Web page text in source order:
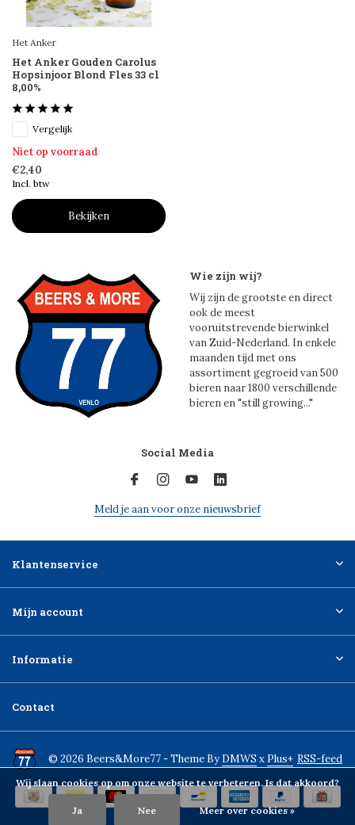
Het Anker
Het Anker Gouden Carolus
Hopsinjoor Blond Fles 33 cl
8,00%
Vergelijk
Niet op voorraad
€2,40
Incl. btw
Bekijken
Wie zijn wij?
Wij zijn de grootste en direct
ook de meest
vooruitstrevende bierwinkel
van Zuid-Nederland. In enkele
maanden tijd met ons
assortiment gegroeid van 500
bieren naar 1800 verschillende
bieren en "still growing..."
Social Media
Meld je aan voor onze nieuwsbrief
Klantenservice
Mijn account
Informatie
Contact
© 2026 Beers&More77 - Theme ByDMWS x Plus+ RSS-feed
Wij slaan cookies op om onze website te verbeteren. Is dat akkoord?
Ja Nee Meer over cookies »